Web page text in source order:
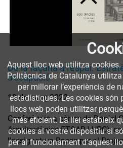
De la façana a l'espai.
d'ocupació
10 de març 2022
Conferència a càrrec de Daniel
Arquitectònics ETSAB | UPC),
l'assignatura Bases per al
Aquest lloc web utilitza
Politècnica de Catalunya
per millorar l’experiència de
estadístiques. Les cookies són
llocs web poden utilitzar
més eficient. La llei estableix
cookies al vostre dispositiu si
per al funcionament d'aquest